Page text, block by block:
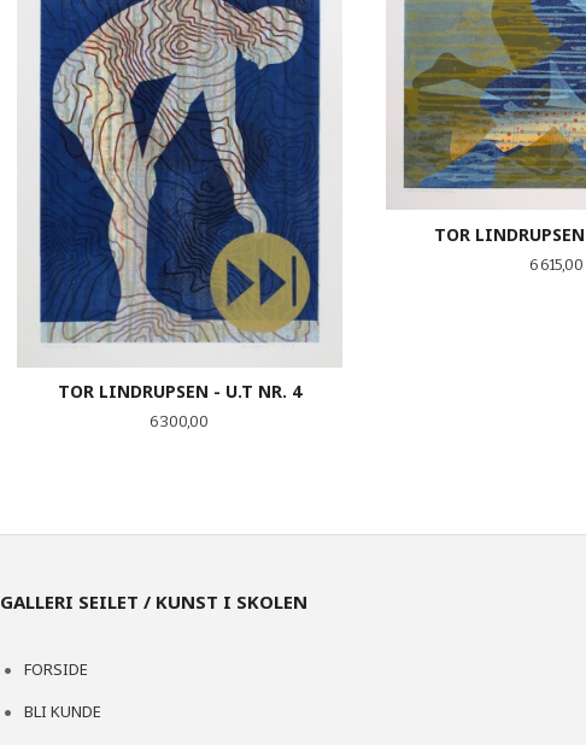
TOR LINDRUPSEN - U.T NR. 4
Pris
6 300,00
TOR
Pris
6 615,00
GALLERI SEILET / KUNST I SKOLEN
FORSIDE
BLI KUNDE